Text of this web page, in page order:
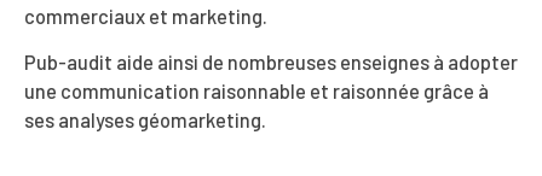
commerciaux et marketing.
Pub-audit aide ainsi de nombreuses enseignes à adopter
une communication raisonnable et raisonnée grâce à
ses analyses géomarketing.